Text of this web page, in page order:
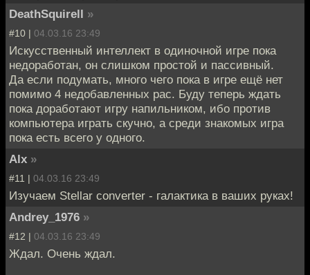
DeathSquirell »
#10 | 04.03.16 23:49
Искусственный интеллект в одиночной игре пока
недоработан, он слишком простой и пассивный.
Да если подумать, много чего пока в игре ещё нет
помимо 4 недобавленных рас. Буду теперь ждать
пока доработают игру напильником, ибо против
компьютера играть скучно, а среди знакомых игра
пока есть всего у одного.
Alx »
#11 | 04.03.16 23:49
Изучаем Stellar converter - галактика в ваших руках!
Andrey_1976 »
#12 | 04.03.16 23:49
Ждал. Очень ждал.